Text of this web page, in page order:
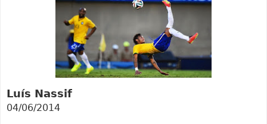
Luís Nassif
04/06/2014